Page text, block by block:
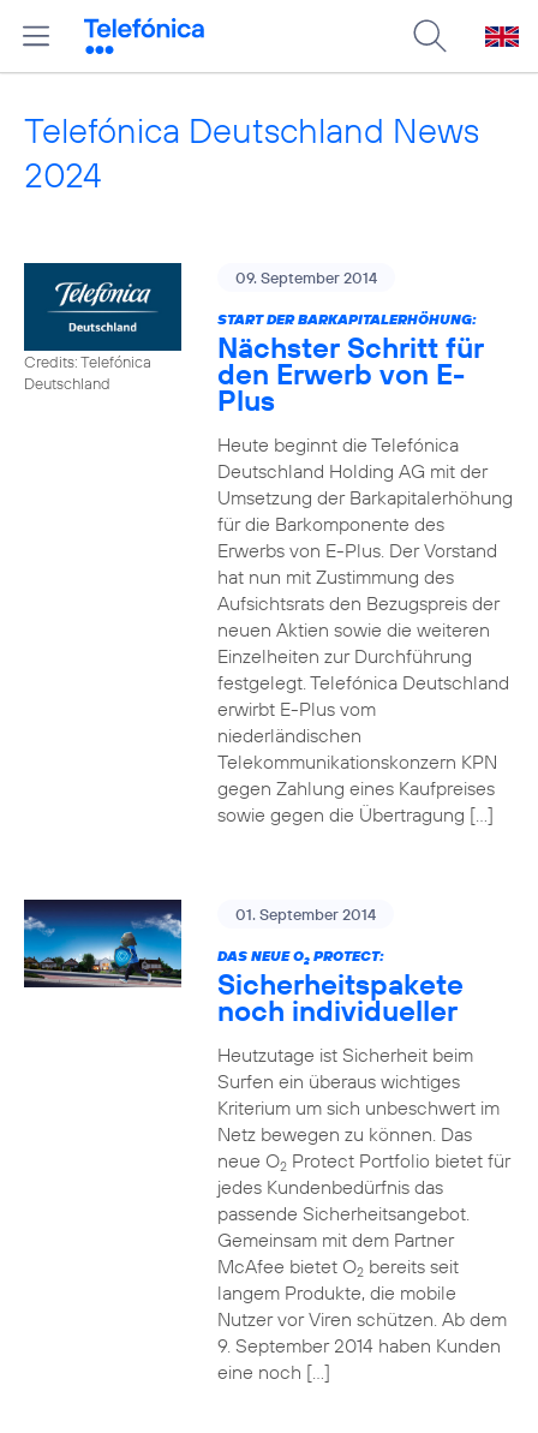
Telefónica Deutschland News
2024
Credits: Telefónica
Deutschland
09. September 2014
START DER BARKAPITALERHÖHUNG:
Nächster Schritt für
den Erwerb von E-
Plus
Heute beginnt die Telefónica
Deutschland Holding AG mit der
Umsetzung der Barkapitalerhöhung
für die Barkomponente des
Erwerbs von E-Plus. Der Vorstand
hat nun mit Zustimmung des
Aufsichtsrats den Bezugspreis der
neuen Aktien sowie die weiteren
Einzelheiten zur Durchführung
festgelegt. Telefónica Deutschland
erwirbt E-Plus vom
niederländischen
Telekommunikationskonzern KPN
gegen Zahlung eines Kaufpreises
sowie gegen die Übertragung […]
01. September 2014
DAS NEUE O2PROTECT:
Sicherheitspakete
noch individueller
Heutzutage ist Sicherheit beim
Surfen ein überaus wichtiges
Kriterium um sich unbeschwert im
Netz bewegen zu können. Das
neue O2Protect Portfolio bietet für
jedes Kundenbedürfnis das
passende Sicherheitsangebot.
Gemeinsam mit dem Partner
McAfee bietet O2bereits seit
langem Produkte, die mobile
Nutzer vor Viren schützen. Ab dem
9. September 2014 haben Kunden
eine noch […]